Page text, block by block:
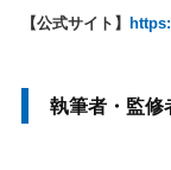
【公式サイト】
執筆者・監修